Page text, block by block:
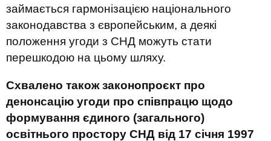
займається гармонізацією національного
законодавства з європейським, а деякі
положення угоди з СНД можуть стати
перешкодою на цьому шляху.
Схвалено також законопроєкт про
денонсацію угоди про співпрацю щодо
формування єдиного (загального)
освітнього простору СНД від 17 січня 1997